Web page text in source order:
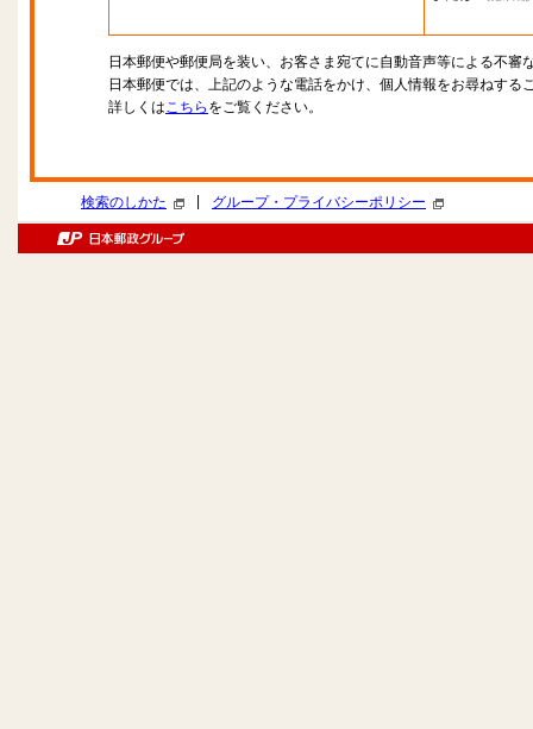
日本郵便や郵便局を装い、お客さま宛てに自動音声等による不審
日本郵便では、上記のような電話をかけ、個人情報をお尋ねする
詳しくはこちら をご覧ください。
検索のしかた グループ・プライバシーポリシー